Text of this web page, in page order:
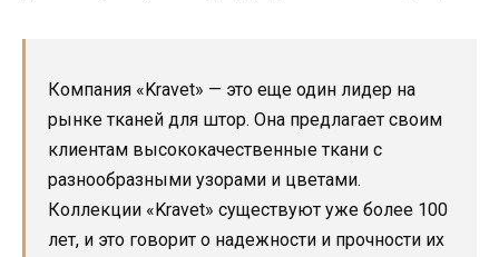
Компания «Kravet» — это еще один лидер на
рынке тканей для штор. Она предлагает своим
клиентам высококачественные ткани с
разнообразными узорами и цветами.
Коллекции «Kravet» существуют уже более 100
лет, и это говорит о надежности и прочности их